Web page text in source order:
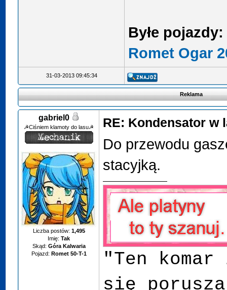
Byłe pojazdy:
Romet Ogar
31-03-2013 09:45:34
Reklama
gabriel0
☭Ciśniem klamoty do lasu☭
Liczba postów: 1,495
Imię: Tak
Skąd: Góra Kalwaria
Pojazd: Romet 50-T-1
RE: Kondensator w
Do przewodu
stacyjką.
"Ten komar
się